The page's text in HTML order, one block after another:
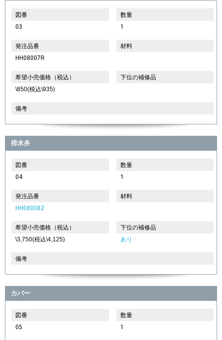
図番
03
数量
1
発注品番
HH08007R
材料
希望小売価格（税込）
\850(税込\935)
下位の補修品
備考
排水弁
図番
04
数量
1
発注品番
HH08008Z
材料
希望小売価格（税込）
\3,750(税込\4,125)
下位の補修品
あり
備考
カバー
図番
05
数量
1